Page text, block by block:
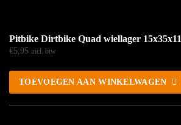
Pitbike Dirtbike Quad wiellager 15x35x11
€5,95 incl. btw
TOEVOEGEN AAN WINKELWAGEN